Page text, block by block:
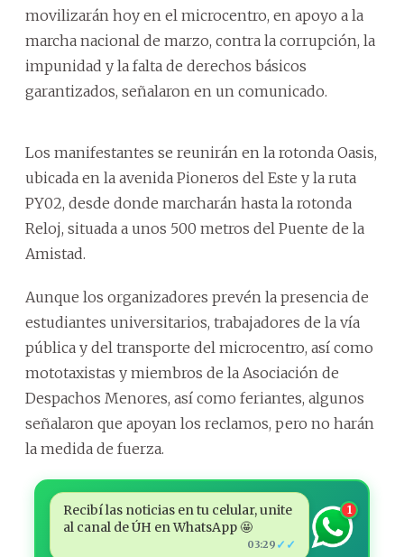
movilizarán hoy en el microcentro, en apoyo a la
marcha nacional de marzo, contra la corrupción, la
impunidad y la falta de derechos básicos
garantizados, señalaron en un comunicado.
Los manifestantes se reunirán en la rotonda Oasis,
ubicada en la avenida Pioneros del Este y la ruta
PY02, desde donde marcharán hasta la rotonda
Reloj, situada a unos 500 metros del Puente de la
Amistad.
Aunque los organizadores prevén la presencia de
estudiantes universitarios, trabajadores de la vía
pública y del transporte del microcentro, así como
mototaxistas y miembros de la Asociación de
Despachos Menores, así como feriantes, algunos
señalaron que apoyan los reclamos, pero no harán
la medida de fuerza.
Recibí las noticias en tu celular, unite
al canal de ÚH en WhatsApp 🤩
03:29 ✓✓
1